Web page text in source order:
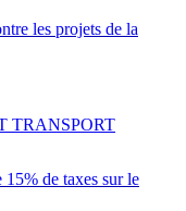
les projets de la
15% de taxes sur le
TRANSPORT